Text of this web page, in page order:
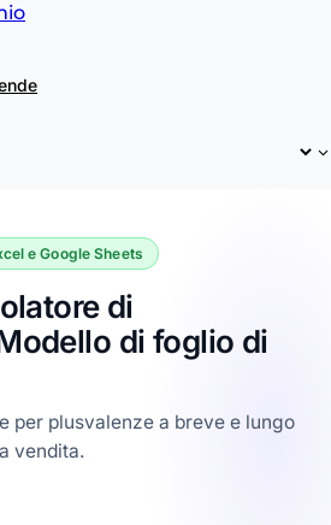
e Google Sheets
di
di foglio di
per plusvalenze a breve e lungo
vendita.